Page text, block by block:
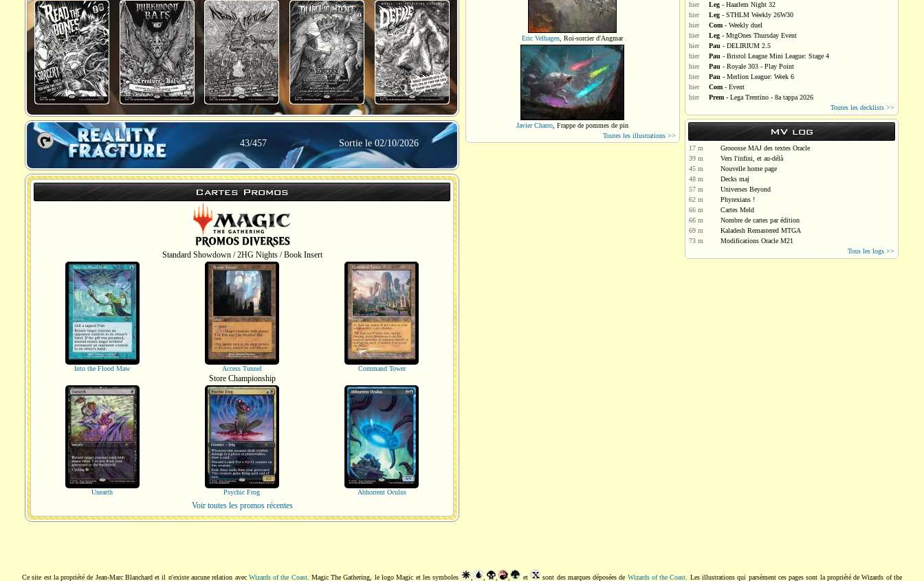
43/457 Sortie le 02/10/2026
Cartes Promos
Standard Showdown / 2HG Nights / Book Insert
Into the Flood Maw Access Tunnel Command Tower
Store Championship
Unearth Psychic Frog Abhorrent Oculus
Voir toutes les promos récentes
Eric Velhagen ,Roi-sorcier d'Angmar
Javier Charro ,Frappe de pommes de pin
Toutes les illustrations >>
hier
Leg- Haarlem Night 32
hier
Leg- STHLM Weekly 26W30
hier
Com- Weekly duel
hier
Leg- MtgOnes Thursday Event
hier
Pau - DELIRIUM 2.5
hier
Pau - Bristol League Mini League: Stage 4
hier
Pau - Royale 303 - Play Point
hier
Pau - Merlion League: Week 6
hier
Com- Event
hier
Prem- Lega Trentino - 8a tappa 2026
Toutes les decklists >>
MV log
17 m
Grooosse MAJ des textes Oracle
39 m
Vers l'infini, et au-délà
45 m
Nouvelle home page
48 m
Decks maj
57 m
Universes Beyond
62 m
Phyrexians !
66 m
Cartes Meld
66 m
Nombre de cartes par édition
69 m
Kaladesh Remastered MTGA
73 m
Modifications Oracle M21
Tous les logs >>
Ce site est la propriété de Jean-Marc Blanchard et il n'existe aucune relation avec Wizards of the Coast. Magic The Gathering, le logo Magic et les symboles , , , et sont des marques déposées de Wizards of the Coast . Les illustrations qui parsèment ces pages sont la propriété de Wizards of the